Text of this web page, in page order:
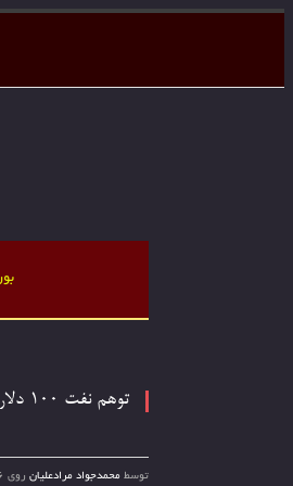
توهم نفت 100 دلاری
توسط محمدجواد مرادعلیان روی